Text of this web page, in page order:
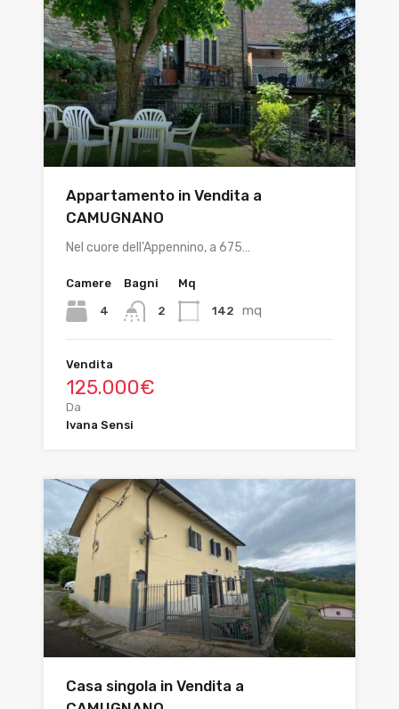
Appartamento in Vendita a
CAMUGNANO
Nel cuore dell’Appennino, a 675…
Camere
4
Bagni
2
Mq
142 mq
Vendita
125.000€
Da
Ivana Sensi
Casa singola in Vendita a